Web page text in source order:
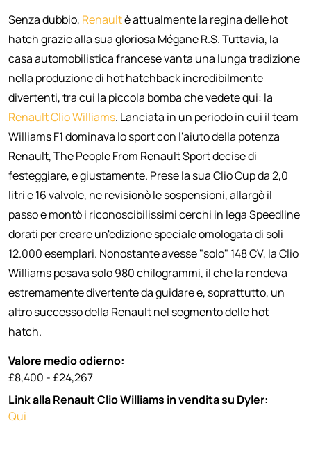
Senza dubbio, Renaultè attualmente la regina delle hot
hatch grazie alla sua gloriosa Mégane R.S. Tuttavia, la
casa automobilistica francese vanta una lunga tradizione
nella produzione di hot hatchback incredibilmente
divertenti, tra cui la piccola bomba che vedete qui: la
Renault Clio Williams. Lanciata in un periodo in cui il team
Williams F1 dominava lo sport con l'aiuto della potenza
Renault, The People From Renault Sport decise di
festeggiare, e giustamente. Prese la sua Clio Cup da 2,0
litri e 16 valvole, ne revisionò le sospensioni, allargò il
passo e montò i riconoscibilissimi cerchi in lega Speedline
dorati per creare un'edizione speciale omologata di soli
12.000 esemplari. Nonostante avesse "solo" 148 CV, la Clio
Williams pesava solo 980 chilogrammi, il che la rendeva
estremamente divertente da guidare e, soprattutto, un
altro successo della Renault nel segmento delle hot
hatch.
Valore medio odierno:
£8,400 - £24,267
Link alla Renault Clio Williams in vendita su Dyler:
Qui